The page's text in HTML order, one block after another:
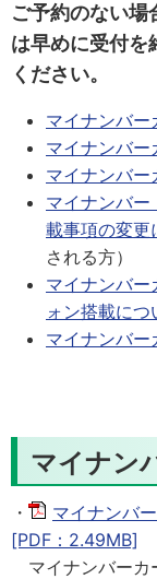
ご予約のない場
は早めに受付を
ください。
マイナンバー
マイナンバー
マイナンバー
マイナンバ
載事項の変更
される方）
マイナンバー
ォン搭載につ
マイナンバー
マイナン
・
マイナンバ
[PDF：2.49MB]
マイナンバーカ